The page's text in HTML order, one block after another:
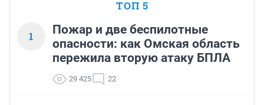
ТОП 5
1
Пожар и две беспилотные
опасности: как Омская область
пережила вторую атаку БПЛА
29 425 22